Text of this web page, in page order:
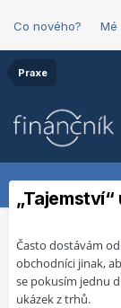
Co nového? Mé
Praxe
Často dostávám
obchodníci jinak,
se pokusím jednu
ukázek z trhů.